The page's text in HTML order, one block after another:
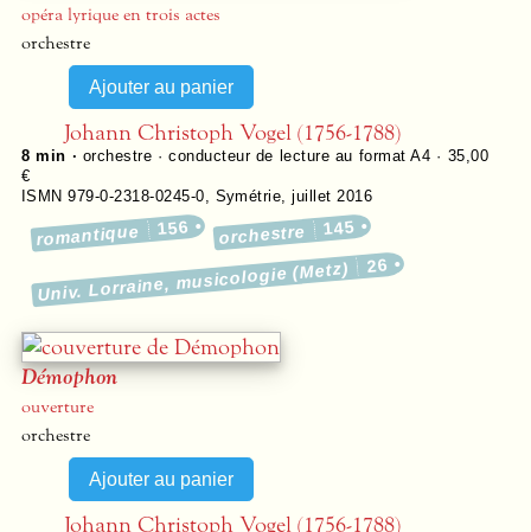
opéra lyrique en trois actes
orchestre
Johann Christoph Vogel (1756-1788)
8 min · orchestre · conducteur de lecture au format A4 · 35,00
€
ISMN 979-0-2318-0245-0, Symétrie,juillet 2016
romantique 156 orchestre 145
Univ. Lorraine, musicologie (Metz) 26
Démophon
ouverture
orchestre
Johann Christoph Vogel (1756-1788)